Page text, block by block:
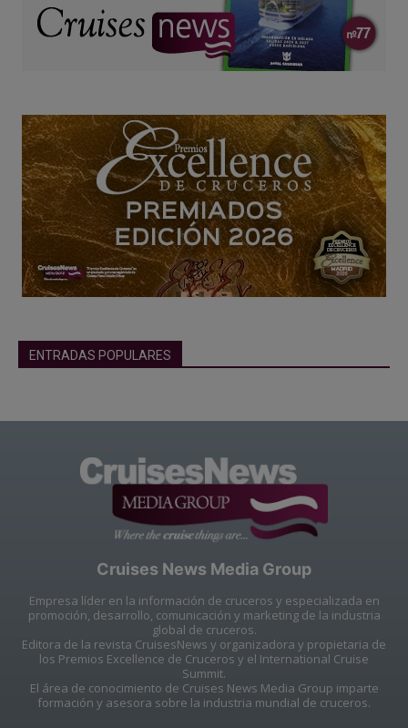
ENTRADAS POPULARES
Cruises News Media Group
Empresa líder en la información de cruceros y especializada en
promoción, desarrollo, comunicación y marketing de la industria
global de cruceros.
Editora de la revista CruisesNews y organizadora y propietaria de
los Premios Excellence de Cruceros y el International Cruise
Summit.
El área de conocimiento de Cruises News Media Group imparte
formación y asesora sobre la industria mundial de cruceros.